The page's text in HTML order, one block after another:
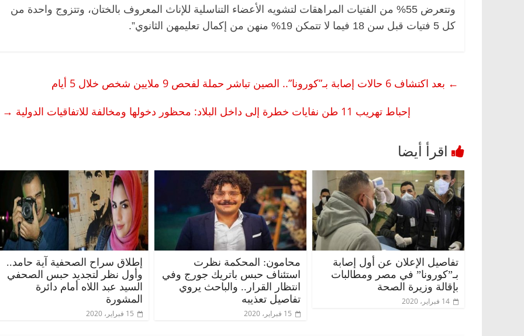
وتتعرض 55% من الفتيات المراهقات لتشويه الأعضاء التناسلية للإناث المعروف بالختان، وتتزوج واحدة من
كل 5 فتيات قبل سن 18 فيما لا تتمكن 19% منهن من إكمال تعليمهن الثانوي”.
← بعد اكتشاف 6 حالات إصابة بـ”كورونا”.. الصين تباشر حملة لفحص 9 ملايين شخص خلال 5 أيام
إحباط تهريب 11 طن نفايات خطرة إلى داخل البلاد: محظور دخولها ومخالفة للاتفاقيات الدولية
→
تفاصيل الإعلان عن أول إصابة
بـ”كورونا” في مصر ومطالبات
بإقالة وزيرة الصحة
14 فبراير، 2020
محامون: المحكمة نظرت
استئناف حبس باتريك جورج وفي
انتظار القرار.. والباحث يروي
تفاصيل تعذيبه
15 فبراير، 2020
إطلاق سراح الصحفية آية حامد..
وأول نظر لتجديد حبس الصحفي
السيد عبد اللاه أمام دائرة
المشورة
15 فبراير، 2020